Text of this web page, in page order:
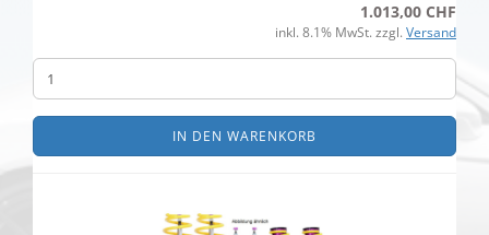
1.013,00 CHF
inkl. 8.1% MwSt. zzgl. Versand
IN DEN WARENKORB